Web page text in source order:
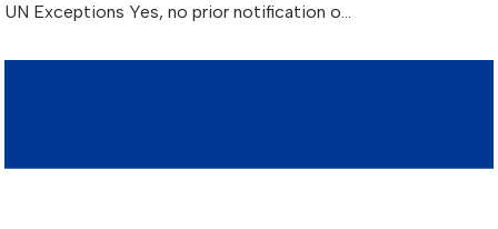
UN Exceptions Yes, no prior notification o…